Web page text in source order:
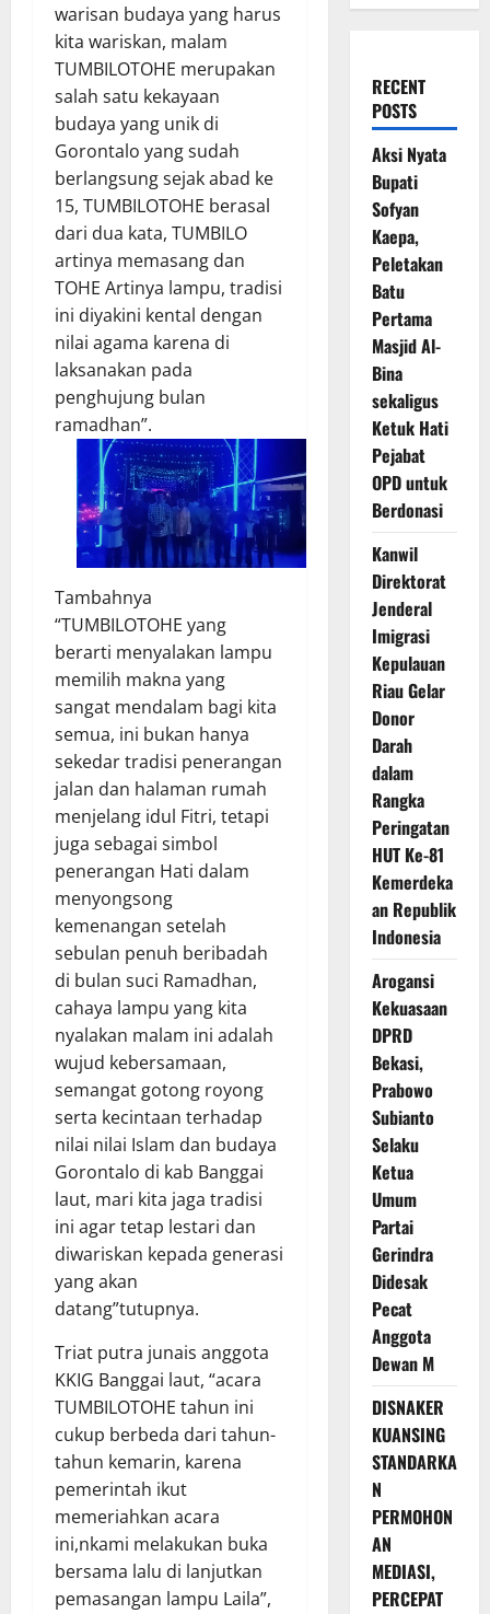
warisan budaya yang harus
kita wariskan, malam
TUMBILOTOHE merupakan
salah satu kekayaan
budaya yang unik di
Gorontalo yang sudah
berlangsung sejak abad ke
15, TUMBILOTOHE berasal
dari dua kata, TUMBILO
artinya memasang dan
TOHE Artinya lampu, tradisi
ini diyakini kental dengan
nilai agama karena di
laksanakan pada
penghujung bulan
ramadhan”.
Tambahnya
“TUMBILOTOHE yang
berarti menyalakan lampu
memilih makna yang
sangat mendalam bagi kita
semua, ini bukan hanya
sekedar tradisi penerangan
jalan dan halaman rumah
menjelang idul Fitri, tetapi
juga sebagai simbol
penerangan Hati dalam
menyongsong
kemenangan setelah
sebulan penuh beribadah
di bulan suci Ramadhan,
cahaya lampu yang kita
nyalakan malam ini adalah
wujud kebersamaan,
semangat gotong royong
serta kecintaan terhadap
nilai nilai Islam dan budaya
Gorontalo di kab Banggai
laut, mari kita jaga tradisi
ini agar tetap lestari dan
diwariskan kepada generasi
yang akan
datang”tutupnya.
Triat putra junais anggota
KKIG Banggai laut, “acara
TUMBILOTOHE tahun ini
cukup berbeda dari tahun-
tahun kemarin, karena
pemerintah ikut
memeriahkan acara
ini,nkami melakukan buka
bersama lalu di lanjutkan
pemasangan lampu Laila”,
RECENT
POSTS
Aksi Nyata
Bupati
Sofyan
Kaepa,
Peletakan
Batu
Pertama
Masjid Al-
Bina
sekaligus
Ketuk Hati
Pejabat
OPD untuk
Berdonasi
Kanwil
Direktorat
Jenderal
Imigrasi
Kepulauan
Riau Gelar
Donor
Darah
dalam
Rangka
Peringatan
HUT Ke-81
Kemerdeka
an Republik
Indonesia
Arogansi
Kekuasaan
DPRD
Bekasi,
Prabowo
Subianto
Selaku
Ketua
Umum
Partai
Gerindra
Didesak
Pecat
Anggota
Dewan M
DISNAKER
KUANSING
STANDARKA
N
PERMOHON
AN
MEDIASI,
PERCEPAT